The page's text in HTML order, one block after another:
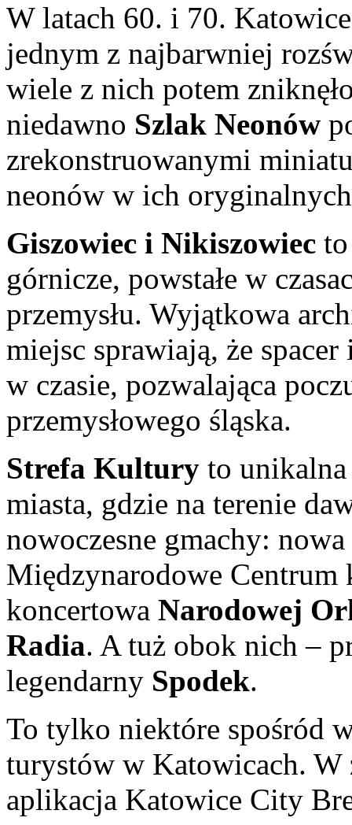
W latach 60. i 70.
jednym z najbarwniej
wiele z nich potem
niedawno Szlak Neonów
zrekonstruowanymi
neonów w ich
Giszowiec i Nikiszowiec
górnicze, powstałe w
przemysłu. Wyjątkowa
miejsc sprawiają, że
w czasie, pozwalająca
przemysłowego śląska.
Strefa Kultury to unikalna
miasta, gdzie na terenie
nowoczesne gmachy:
Międzynarodowe Centrum
koncertowa Narodowej
Radia. A tuż obok nich –
legendarny Spodek.
To tylko niektóre spośród
turystów w Katowicach. W
aplikacja Katowice City